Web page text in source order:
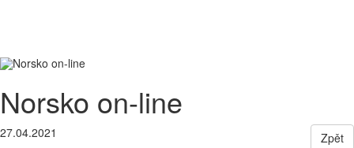
Norsko on-line
27.04.2021
Zpět